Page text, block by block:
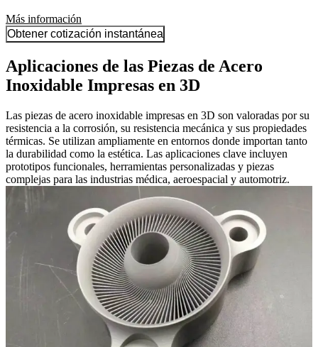
Más información
Obtener cotización instantánea
Aplicaciones de las Piezas de Acero
Inoxidable Impresas en 3D
Las piezas de acero inoxidable impresas en 3D son valoradas por su
resistencia a la corrosión, su resistencia mecánica y sus propiedades
térmicas. Se utilizan ampliamente en entornos donde importan tanto
la durabilidad como la estética. Las aplicaciones clave incluyen
prototipos funcionales, herramientas personalizadas y piezas
complejas para las industrias médica, aeroespacial y automotriz.